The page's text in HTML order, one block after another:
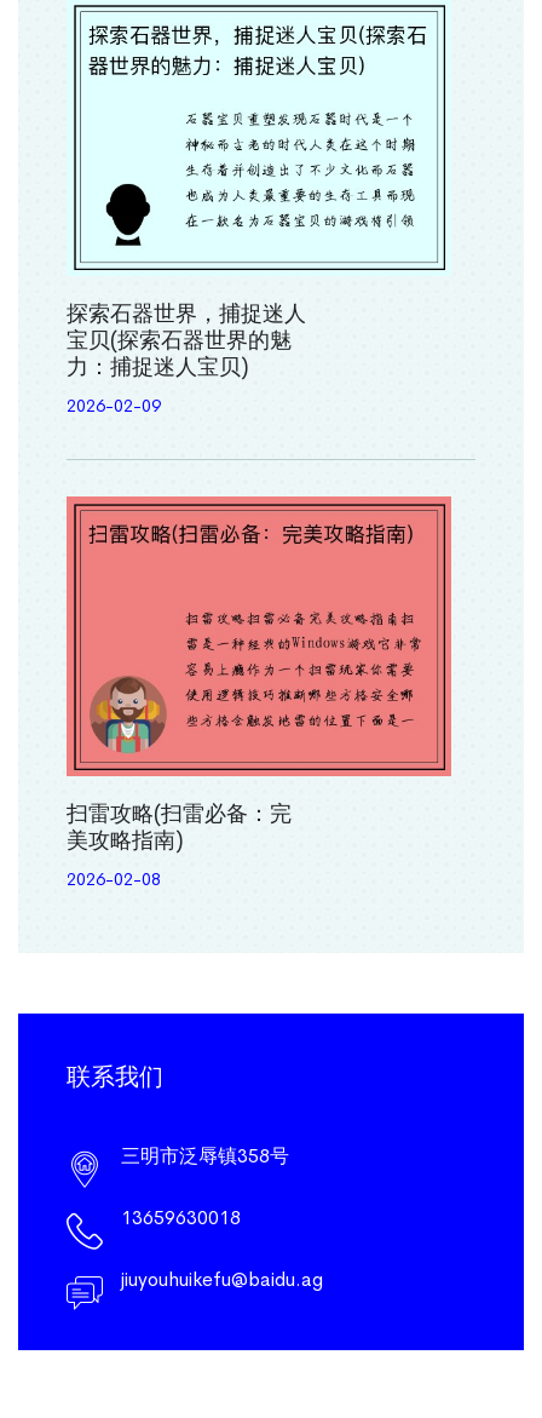
探索石器世界，捕捉迷人
宝贝(探索石器世界的魅
力：捕捉迷人宝贝)
2026-02-09
扫雷攻略(扫雷必备：完
美攻略指南)
2026-02-08
联系我们
三明市泛辱镇358号
13659630018
jiuyouhuikefu@baidu.ag